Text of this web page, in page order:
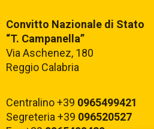
Convitto Nazionale di Stato
“T. Campanella”
Via Aschenez, 180
Reggio Calabria
Centralino +39 0965499421
Segreteria +39 096520527